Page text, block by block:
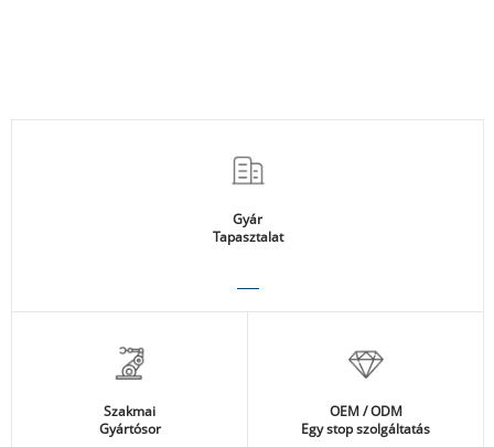
Gyár
Tapasztalat
Szakmai
Gyártósor
OEM / ODM
Egy stop szolgáltatás